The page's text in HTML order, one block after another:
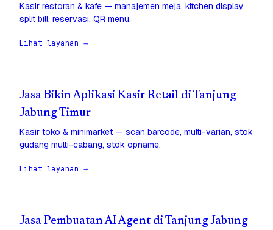
Kasir restoran & kafe — manajemen meja, kitchen display,
split bill, reservasi, QR menu.
Lihat layanan →
Jasa Bikin Aplikasi Kasir Retail di Tanjung
Jabung Timur
Kasir toko & minimarket — scan barcode, multi-varian, stok
gudang multi-cabang, stok opname.
Lihat layanan →
Jasa Pembuatan AI Agent di Tanjung Jabung